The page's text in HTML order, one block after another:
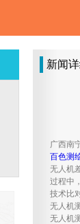
新闻
广西南
百色测
无人机
过程中
技术比
无人机
无人机